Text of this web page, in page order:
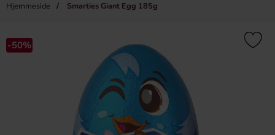
Hjemmeside Smarties Giant Egg 185g
Heading
×
-43%
-50%